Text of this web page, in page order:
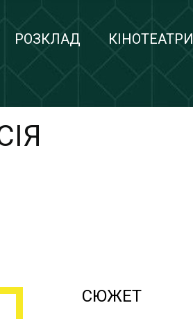
РОЗКЛАД КІНОТЕАТРИ
СЮЖЕТ